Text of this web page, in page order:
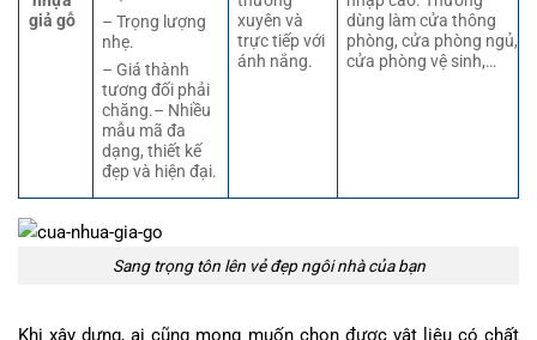
giả gỗ
– Trọng lượng
nhẹ.
– Giá thành
tương đối phải
chăng.– Nhiều
mẫu mã đa
dạng, thiết kế
đẹp và hiện đại.
xuyên và
trực tiếp với
ánh nắng.
dùng làm cửa thông
phòng, cửa phòng ngủ,
cửa phòng vệ sinh,…
Sang trọng tôn lên vẻ đẹp ngôi nhà của bạn
Khi xây dựng, ai cũng mong muốn chọn được vật liệu có chất